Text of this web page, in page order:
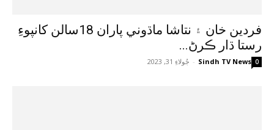
فردين خان ۽ نتاشا ماڌوني پاران 18سالن کانپوءِ
رستا ڌار ڪرڻ...
Sindh TV News
- جُولاءِ 31, 2023 0